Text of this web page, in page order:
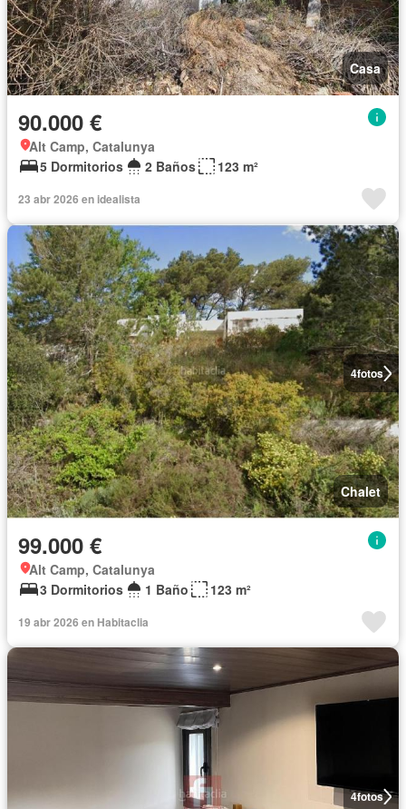
Casa
90.000 €
Alt Camp, Catalunya
5 Dormitorios
2 Baños 123 m²
23 abr 2026 en idealista
4fotos
Chalet
99.000 €
Alt Camp, Catalunya
3 Dormitorios
1 Baño 123 m²
19 abr 2026 en Habitaclia
4fotos